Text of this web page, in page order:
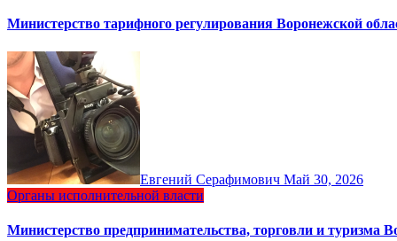
Министерство тарифного регулирования Воронежской
Евгений Серафимович Май 30, 2026
Органы исполнительной власти
Министерство предпринимательства, торговли и туризма